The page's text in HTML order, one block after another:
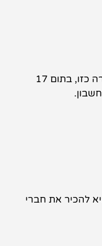
בכל מפגש, הילדים ייחשפו למילה אחת אשר באמצעותה, הילדים יכירו את האותיות המרכיבות את המילה, (שיום וכתיבה של האותיות). בצורה כזו, בתום 17
להכיר את חברי